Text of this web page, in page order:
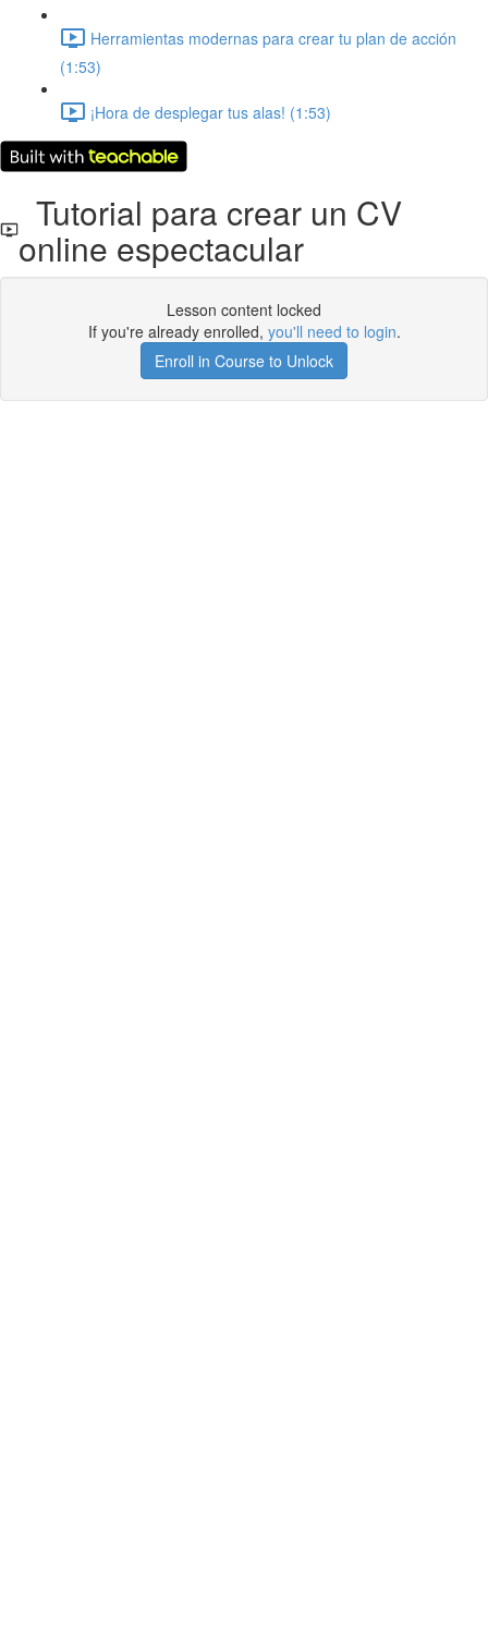
Herramientas modernas para crear tu plan de acción
(1:53)
¡Hora de desplegar tus alas! (1:53)
Tutorial para crear un CV
online espectacular
Lesson content locked
If you're already enrolled, you'll need to login.
Enroll in Course to Unlock